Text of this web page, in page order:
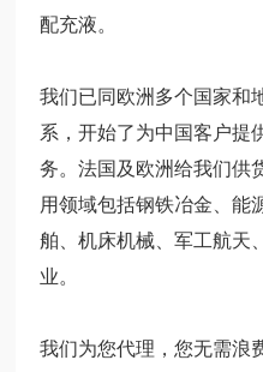
配充液。
我们已同欧洲多个国家和
系，开始了为中国客户提
务。法国及欧洲给我们供
用领域包括钢铁冶金、能
舶、机床机械、军工航天
业。
我们为您代理，您无需浪